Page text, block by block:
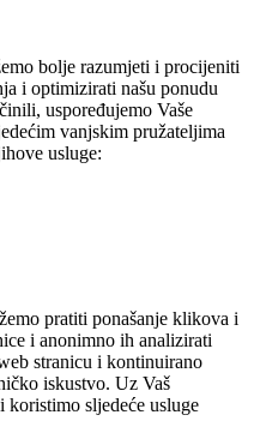
bolje razumjeti i procijeniti
i optimizirati našu ponudu
uspoređujemo Vaše
vanjskim pružateljima
usluge:
pratiti ponašanje klikova i
i anonimno ih analizirati
stranicu i kontinuirano
iskustvo. Uz Vaš
koristimo sljedeće usluge